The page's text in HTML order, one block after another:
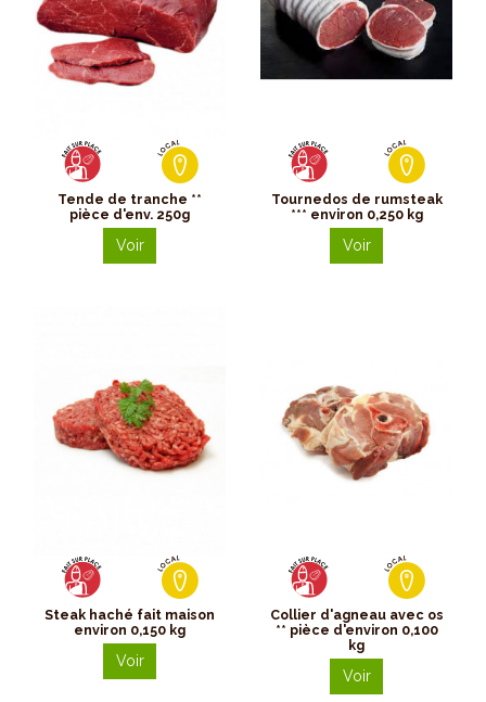
Tende de tranche **
pièce d'env. 250g
Voir
Tournedos de rumsteak
*** environ 0,250 kg
Voir
Steak haché fait maison
environ 0,150 kg
Voir
Collier d'agneau avec os
** pièce d'environ 0,100
kg
Voir